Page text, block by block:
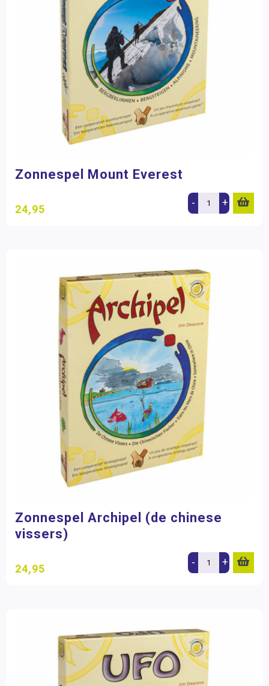
Zonnespel Mount Everest
24,95 - +
Zonnespel Archipel (de chinese
vissers)
24,95 - +